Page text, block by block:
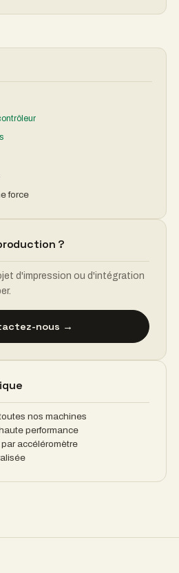
force
?
d'impression ou d'intégration
nous →
nos machines
performance
accéléromètre